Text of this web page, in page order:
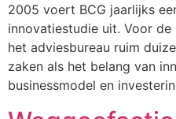
2005 voert BCG jaarlijks
innovatiestudie uit. Voor
het adviesbureau ruim
zaken als het belang van
businessmodel en